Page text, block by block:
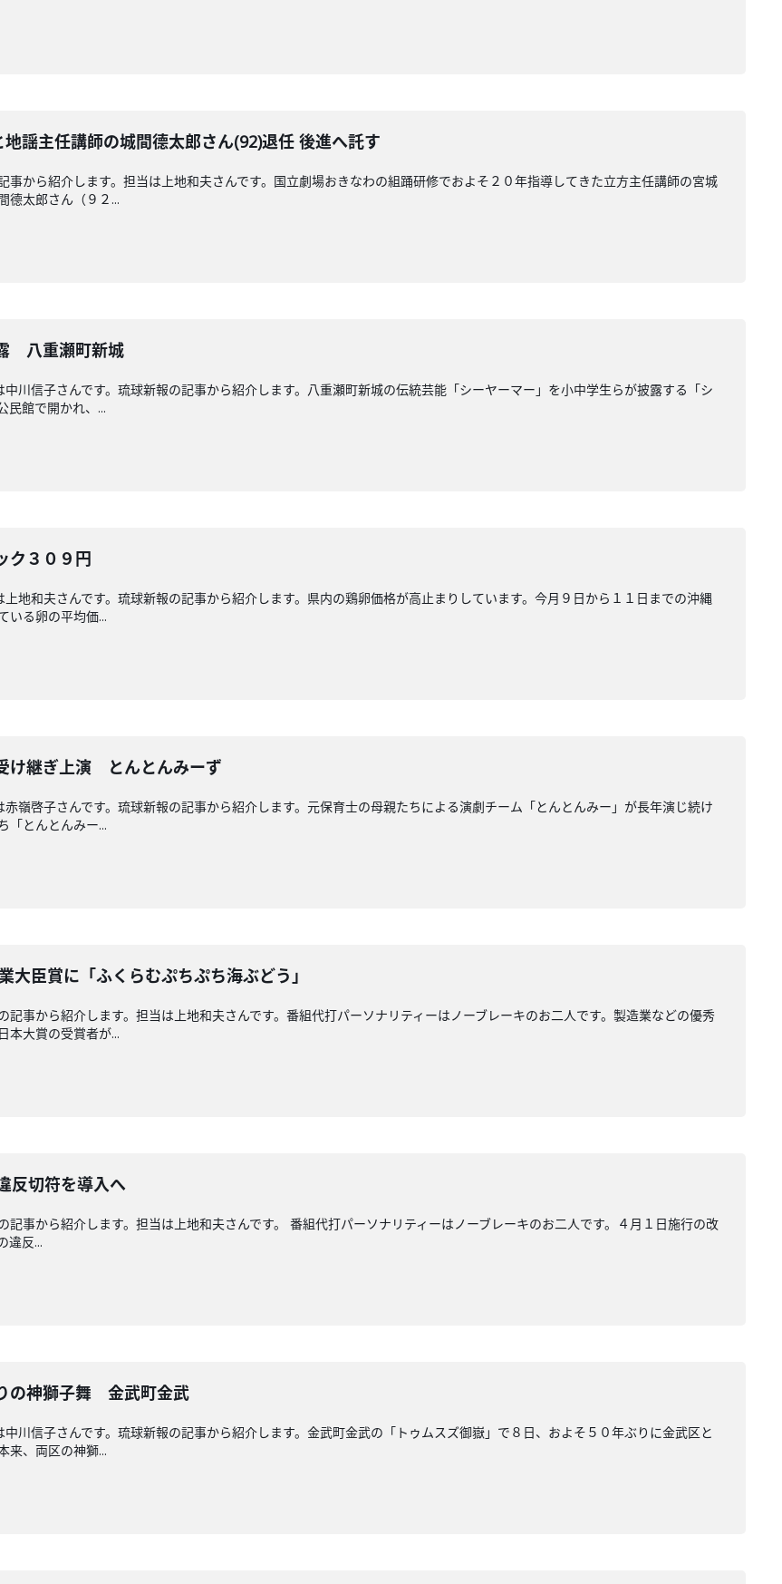
謡主任講師の城間德太郎さん(92)退任 後進へ託す
事から紹介します。担当は上地和夫さんです。国立劇場おきなわの組踊研修でおよそ２０年指導してきた立方主任講師の宮城
德太郎さん（９２...
八重瀬町新城
川信子さんです。琉球新報の記事から紹介します。八重瀬町新城の伝統芸能「シーヤーマー」を小中学生らが披露する「シ
民館で開かれ、...
ク３０９円
地和夫さんです。琉球新報の記事から紹介します。県内の鶏卵価格が高止まりしています。今月９日から１１日までの沖縄
いる卵の平均価...
け継ぎ上演 とんとんみーず
嶺啓子さんです。琉球新報の記事から紹介します。元保育士の母親たちによる演劇チーム「とんとんみー」が長年演じ続け
「とんとんみー...
大臣賞に「ふくらむぷちぷち海ぶどう」
記事から紹介します。担当は上地和夫さんです。番組代打パーソナリティーはノーブレーキのお二人です。製造業などの優秀
本大賞の受賞者が...
反切符を導入へ
記事から紹介します。担当は上地和夫さんです。 番組代打パーソナリティーはノーブレーキのお二人です。４月１日施行の改
違反...
の神獅子舞 金武町金武
川信子さんです。琉球新報の記事から紹介します。金武町金武の「トゥムスズ御嶽」で８日、およそ５０年ぶりに金武区と
来、両区の神獅...